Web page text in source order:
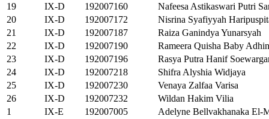
19
IX-D 192007160
Nafeesa Astikaswari Putri
20
IX-D 192007172
Nisrina Syafiyyah
21
IX-D 192007187
Raiza Ganindya Yunarsyah
22
IX-D 192007190
Rameera Quisha Baby
23
IX-D 192007196
Rasya Putra Hanif
24
IX-D 192007218
Shifra Alyshia Widjaya
25
IX-D 192007230
Venaya Zalfaa Varisa
26
IX-D 192007232
Wildan Hakim Vilia
1
IX-E 192007005
Adelyne Bellvakhanaka El-